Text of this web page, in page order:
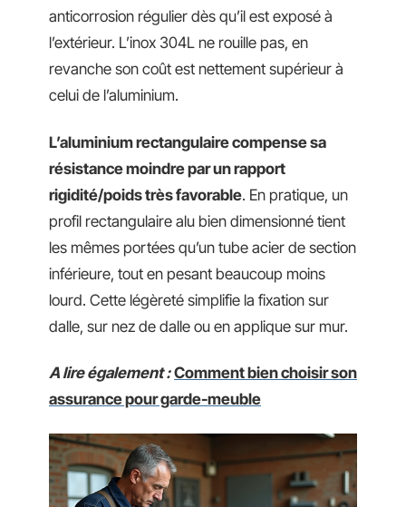
anticorrosion régulier dès qu’il est exposé à
l’extérieur. L’inox 304L ne rouille pas, en
revanche son coût est nettement supérieur à
celui de l’aluminium.
L’aluminium rectangulaire compense sa
résistance moindre par un rapport
rigidité/poids très favorable. En pratique, un
profil rectangulaire alu bien dimensionné tient
les mêmes portées qu’un tube acier de section
inférieure, tout en pesant beaucoup moins
lourd. Cette légèreté simplifie la fixation sur
dalle, sur nez de dalle ou en applique sur mur.
A lire également : Comment bien choisir son
assurance pour garde-meuble